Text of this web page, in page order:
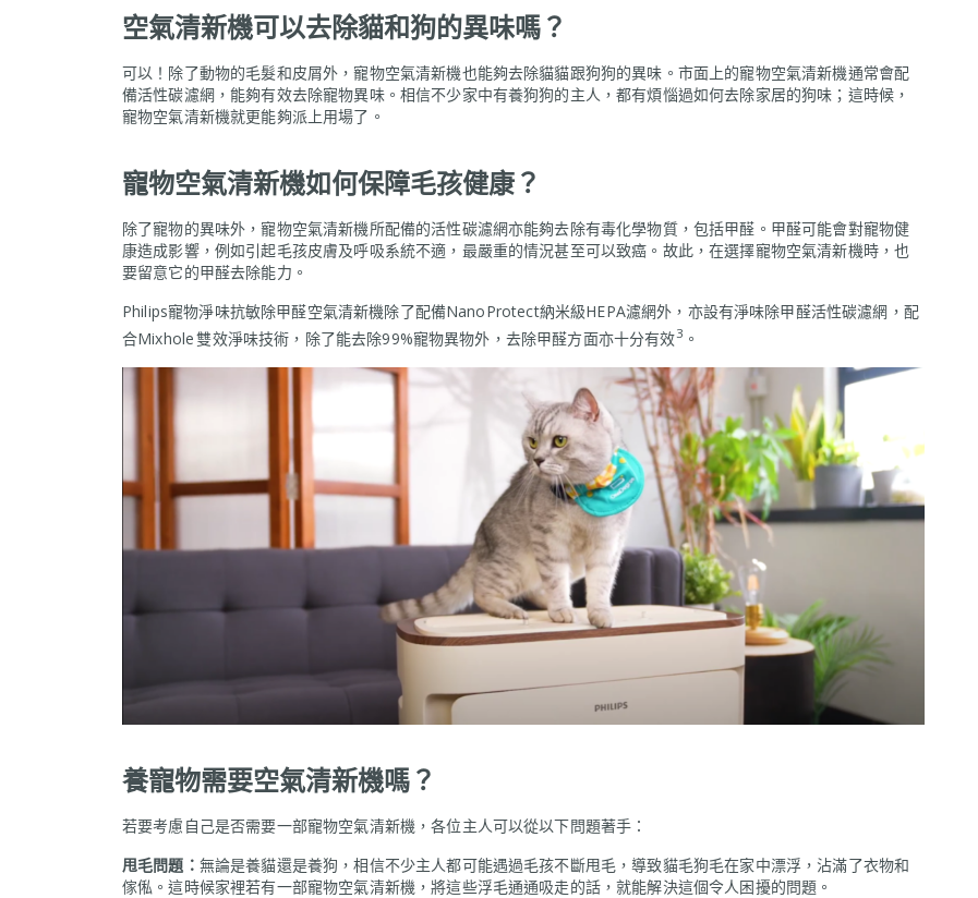
空氣清新機可以去除貓和狗的異味嗎？
可以！除了動物的毛髮和皮屑外，寵物空氣清新機也能夠去除貓貓跟狗狗的異味。市面上的寵物空氣清新機通常會配
備活性碳濾網，能夠有效去除寵物異味。相信不少家中有養狗狗的主人，都有煩惱過如何去除家居的狗味；這時候，
寵物空氣清新機就更能夠派上用場了。
寵物空氣清新機如何保障毛孩健康？
除了寵物的異味外，寵物空氣清新機所配備的活性碳濾網亦能夠去除有毒化學物質，包括甲醛。甲醛可能會對寵物健
康造成影響，例如引起毛孩皮膚及呼吸系統不適，最嚴重的情況甚至可以致癌。故此，在選擇寵物空氣清新機時，也
要留意它的甲醛去除能力。
Philips寵物淨味抗敏除甲醛空氣清新機除了配備NanoProtect納米級HEPA濾網外，亦設有淨味除甲醛活性碳濾網，配
合Mixhole 雙效淨味技術，除了能去除99%寵物異物外，去除甲醛方面亦十分有效3 。
養寵物需要空氣清新機嗎？
若要考慮自己是否需要一部寵物空氣清新機，各位主人可以從以下問題著手：
甩毛問題： 無論是養貓還是養狗，相信不少主人都可能遇過毛孩不斷甩毛，導致貓毛狗毛在家中漂浮，沾滿了衣物和
傢俬。這時候家裡若有一部寵物空氣清新機，將這些浮毛通通吸走的話，就能解決這個令人困擾的問題。